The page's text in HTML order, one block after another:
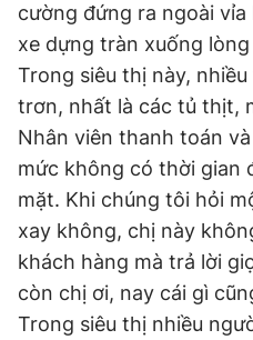
Đọc Thanh Niên trên điện
Theo dõi báo trên
0906 645 777
cường đứng ra ngoài
xe dựng tràn xuống
Trong siêu thị này,
trơn, nhất là các tủ thịt,
Nhân viên thanh toán
mức không có thời gian
mặt. Khi chúng tôi hỏi
xay không, chị này
khách hàng mà trả lời
còn chị ơi, nay cái gì
Trong siêu thị nhiều